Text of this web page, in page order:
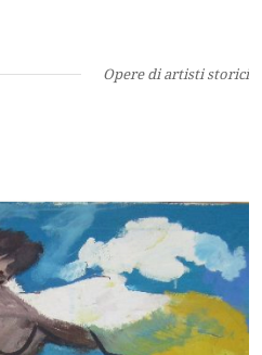
Opere di artisti storici